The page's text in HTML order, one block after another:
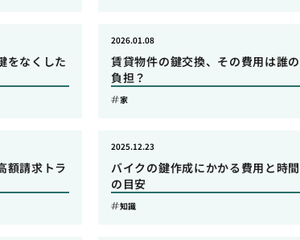
をなくした
賃貸物件の鍵交換、その費用は誰の
負担？
2026.01.08
家
額請求トラ
バイクの鍵作成にかかる費用と時間
の目安
2025.12.23
知識